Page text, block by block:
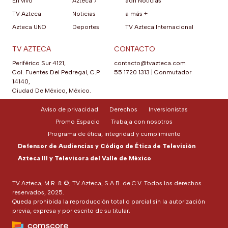
TV Azteca
Azteca UNO
Noticias
Deportes
a más +
TV Azteca Internacional
TV AZTECA
Periférico Sur 4121,
Col. Fuentes Del Pedregal, C.P.
14140,
Ciudad De México, México.
CONTACTO
contacto@tvazteca.com
55 1720 1313
Conmutador
TV Azteca, M.R. & ©, TV Azteca, S.A.B. de C.V. Todos los derechos
reservados, 2025.
Queda prohibida la reproducción total o parcial sin la autorización
previa, expresa y por escrito de su titular.
Aviso de privacidad Derechos
Inversionistas
Promo Espacio
Trabaja con nosotros
Programa de ética, integridad y cumplimiento
Defensor de Audiencias y Código de Ética de Televisión
Azteca III y Televisora del Valle de México